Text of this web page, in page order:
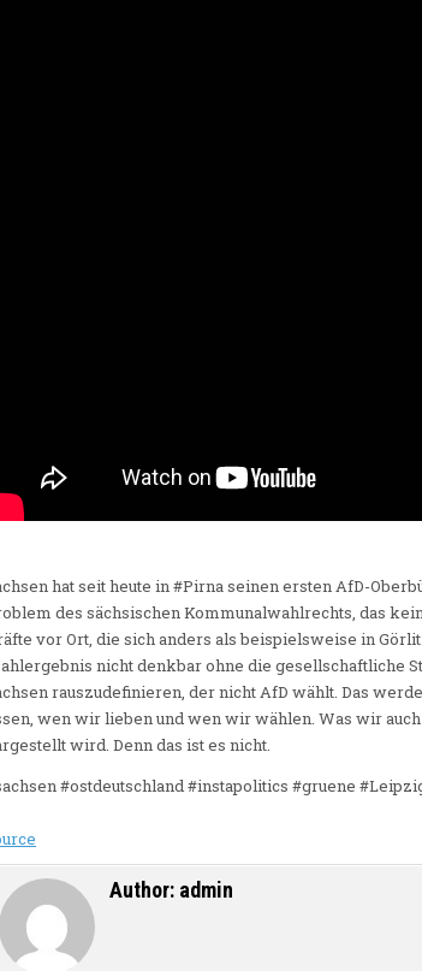
hat seit heute in #Pirna seinen ersten AfD-
des sächsischen Kommunalwahlrechts, das
vor Ort, die sich anders als beispielsweise in
nicht denkbar ohne die gesellschaftliche
rauszudefinieren, der nicht AfD wählt. Das
wen wir lieben und wen wir wählen. Was wir
wird. Denn das ist es nicht.
#ostdeutschland #instapolitics #gruene
Author: admin